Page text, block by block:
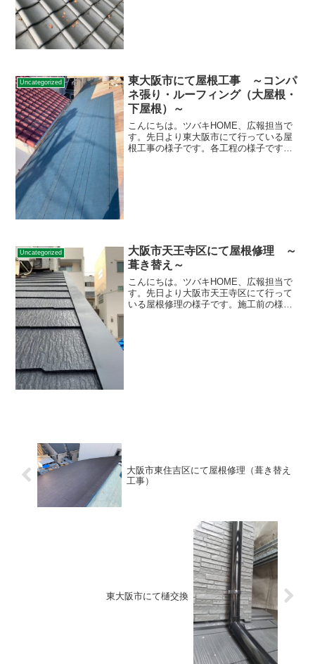
Uncategorized
東大阪市にて屋根工事 ～コンパ
ネ張り・ルーフィング（大屋根・
下屋根）～
こんにちは。ツバキHOME、広報担当で
す。先日より東大阪市にて行っている屋
根工事の様子です。各工程の様子です。
Uncategorized
大阪市天王寺区にて屋根修理 ～
葺き替え～
こんにちは。ツバキHOME、広報担当で
す。先日より大阪市天王寺区にて行って
いる屋根修理の様子です。施工前の様子
大阪市東住吉区にて屋根修理（葺き替え
工事）
東大阪市にて樋交換